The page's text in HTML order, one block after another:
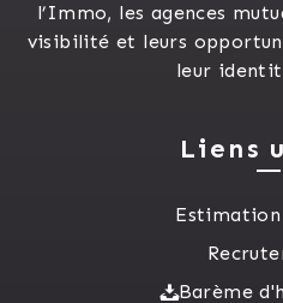
l’Immo, les agences
visibilité et leurs
leur
Liens
Barème